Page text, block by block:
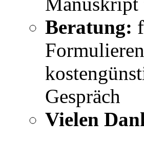
Beratung:
Gespräch
Vielen